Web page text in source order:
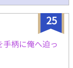
ただけるとより楽
かもしれませんが
25
柄に俺へ迫っ